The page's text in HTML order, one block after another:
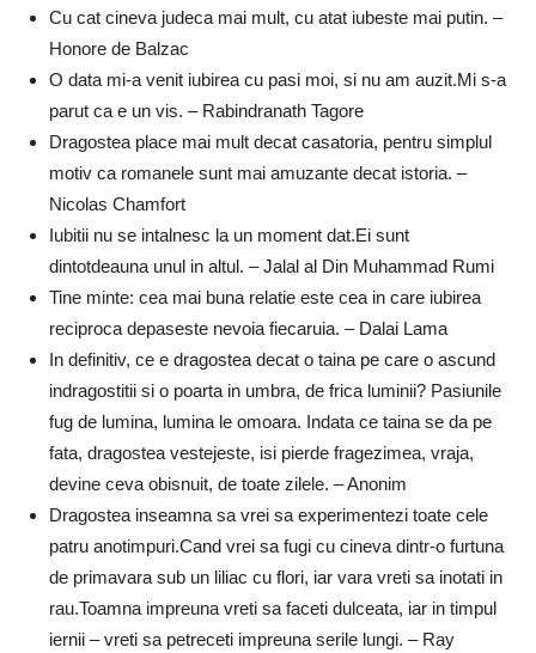
Cu cat cineva judeca mai mult, cu atat iubeste mai putin. –
Honore de Balzac
O data mi-a venit iubirea cu pasi moi, si nu am auzit.Mi s-a
parut ca e un vis. – Rabindranath Tagore
Dragostea place mai mult decat casatoria, pentru simplul
motiv ca romanele sunt mai amuzante decat istoria. –
Nicolas Chamfort
Iubitii nu se intalnesc la un moment dat.Ei sunt
dintotdeauna unul in altul. – Jalal al Din Muhammad Rumi
Tine minte: cea mai buna relatie este cea in care iubirea
reciproca depaseste nevoia fiecaruia. – Dalai Lama
In definitiv, ce e dragostea decat o taina pe care o ascund
indragostitii si o poarta in umbra, de frica luminii? Pasiunile
fug de lumina, lumina le omoara. Indata ce taina se da pe
fata, dragostea vestejeste, isi pierde fragezimea, vraja,
devine ceva obisnuit, de toate zilele. – Anonim
Dragostea inseamna sa vrei sa experimentezi toate cele
patru anotimpuri.Cand vrei sa fugi cu cineva dintr-o furtuna
de primavara sub un liliac cu flori, iar vara vreti sa inotati in
rau.Toamna impreuna vreti sa faceti dulceata, iar in timpul
iernii – vreti sa petreceti impreuna serile lungi. – Ray